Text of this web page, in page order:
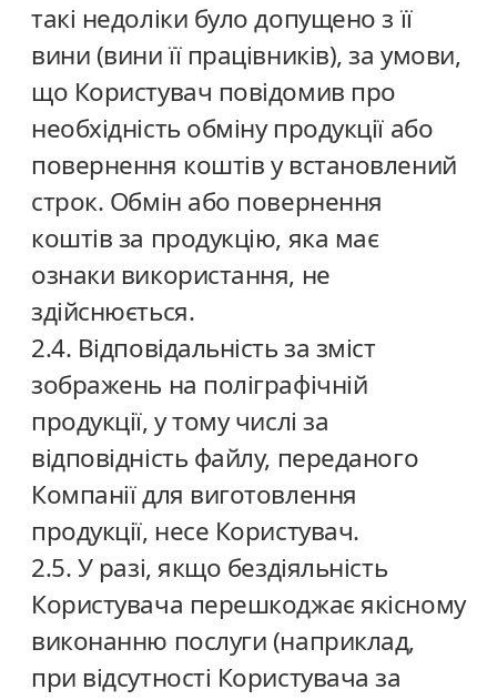
такі недоліки було допущено з її
вини (вини її працівників), за умови,
що Користувач повідомив про
необхідність обміну продукції або
повернення коштів у встановлений
строк. Обмін або повернення
коштів за продукцію, яка має
ознаки використання, не
здійснюється.
2.4. Відповідальність за зміст
зображень на поліграфічній
продукції, у тому числі за
відповідність файлу, переданого
Компанії для виготовлення
продукції, несе Користувач.
2.5. У разі, якщо бездіяльність
Користувача перешкоджає якісному
виконанню послуги (наприклад,
при відсутності Користувача за